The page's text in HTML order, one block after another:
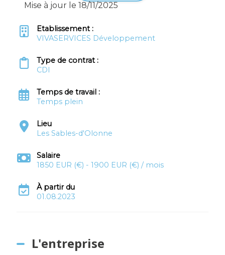
Mise à jour le 18/11/2025
Etablissement :
VIVASERVICES Développement
Type de contrat :
CDI
Temps de travail :
Temps plein
Lieu
Les Sables-d'Olonne
Salaire
1850 EUR (€) - 1900 EUR (€) / mois
À partir du
01.08.2023
L'entreprise